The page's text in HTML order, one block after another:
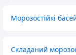
Морозостійкі
Складаний